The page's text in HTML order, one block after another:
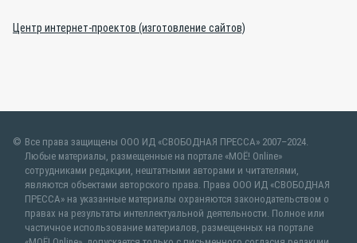
Центр интернет-проектов (изготовление сайтов)
Все права защищены ООО ИД «СВОБОДНАЯ ПРЕССА» 2007–2024.
Любые материалы, размещенные на портале «МОЁ! Online»
сотрудниками редакции, нештатными авторами и читателями,
являются объектами авторского права. Права ООО ИД «СВОБОДНАЯ
ПРЕССА» на указанные материалы охраняются законодательством о
правах на результаты интеллектуальной деятельности. Полное или
частичное использование материалов, размещенных на портале